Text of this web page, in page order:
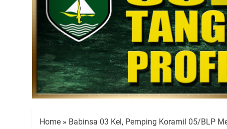
Home » Babinsa 03 Kel, Pemping Koramil 05/BLP